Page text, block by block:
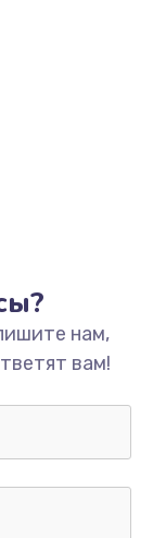
нам,
вам!